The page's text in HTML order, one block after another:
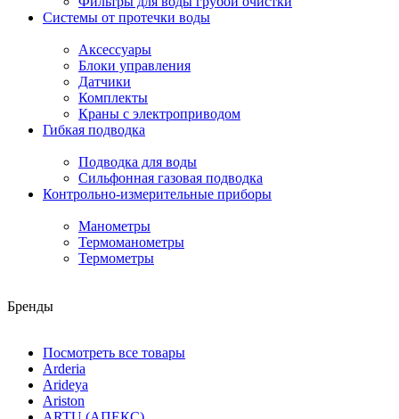
Системы от протечки воды
Аксессуары
Блоки управления
Датчики
Комплекты
Краны с электроприводом
Гибкая подводка
Подводка для воды
Сильфонная газовая подводка
Контрольно-измерительные приборы
Манометры
Термоманометры
Термометры
Бренды
Посмотреть все товары
Arderia
Arideya
Ariston